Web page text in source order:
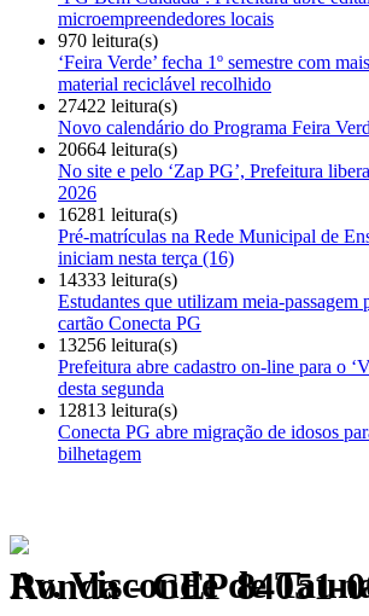
microempreendedores locais
970 leitura(s)
‘Feira Verde’ fecha 1º semestre com
material reciclável recolhido
27422 leitura(s)
Novo calendário do Programa Feira
20664 leitura(s)
No site e pelo ‘Zap PG’, Prefeitura
2026
16281 leitura(s)
Pré-matrículas na Rede Municipal de
iniciam nesta terça (16)
14333 leitura(s)
Estudantes que utilizam meia-passagem
cartão Conecta PG
13256 leitura(s)
Prefeitura abre cadastro on-line para o
desta segunda
12813 leitura(s)
Conecta PG abre migração de idosos
bilhetagem
Av. Visconde de Taunay, 950 - Ronda - CEP